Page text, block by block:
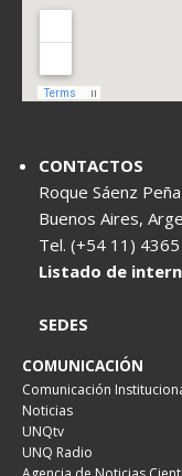
CONTACTOS
Roque Sáenz
Buenos Aires,
Tel. (+54 11)
Listado de
SEDES
COMUNICACIÓN
Comunicación
Noticias
UNQtv
UNQ Radio